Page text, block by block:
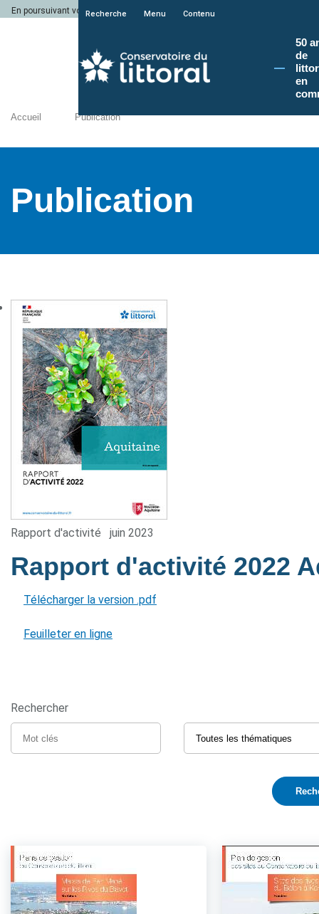
En poursuivant votre navigation sur le site du Conservatoire du littoral, vous
Recherche Menu Contenu
50
de
en
Accueil Publication
Publication
Rapport d'activité juin 2023
Rapport d'activité 2022
Télécharger la version .pdf
Feuilleter en ligne
Rechercher